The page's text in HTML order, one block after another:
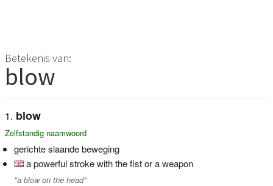
Betekenis van:
blow
blow
Zelfstandig naamwoord
gerichte slaande beweging
a powerful stroke with the fist or a weapon
"a blow on the head"